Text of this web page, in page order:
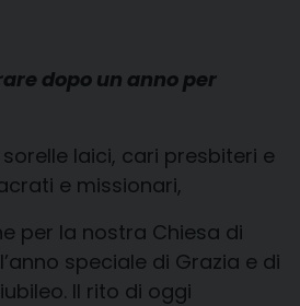
dopo un anno per
laici, cari presbiteri e
e missionari,
per la nostra Chiesa di
speciale di Grazia e di
Il rito di oggi